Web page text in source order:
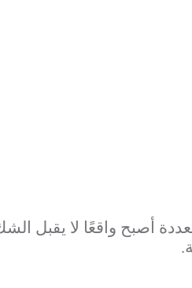
أصبح واقعًا لا يقبل